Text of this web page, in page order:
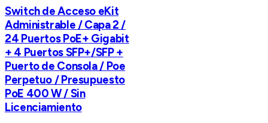
Switch de Acceso eKit
Administrable / Capa 2 /
24 Puertos PoE+ Gigabit
+ 4 Puertos SFP+/SFP +
Puerto de Consola / Poe
Perpetuo / Presupuesto
PoE 400 W / Sin
Licenciamiento